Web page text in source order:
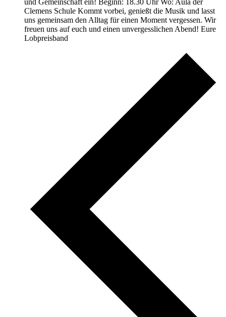
und Gemeinschaft ein! Beginn: 18.30 Uhr Wo: Aula der
Clemens Schule Kommt vorbei, genießt die Musik und lasst
uns gemeinsam den Alltag für einen Moment vergessen. Wir
freuen uns auf euch und einen unvergesslichen Abend! Eure
Lobpreisband